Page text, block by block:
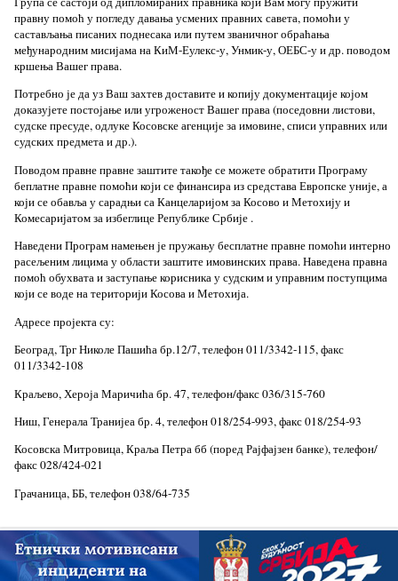
правну помоћ у погледу давања усмених правних савета, помоћи у
састављања писаних поднесака или путем званичног обраћања
међународним мисијама на КиМ-Еулекс-у, Унмик-у, ОЕБС-у и др. поводом
кршења Вашег права.
Потребно је да уз Ваш захтев доставите и копију документације којом
доказујете постојање или угроженост Вашег права (поседовни листови,
судске пресуде, одлуке Косовске агенције за имовине, списи управних или
судских предмета и др.).
Поводом правне правне заштите такође се можете обратити Програму
беплатне правне помоћи који се финансира из средстава Европске уније, а
који се обавља у сарадњи са Канцеларијом за Косово и Метохију и
Комесаријатом за избеглице Републике Србије .
Наведени Програм намењен је пружању бесплатне правне помоћи интерно
расељеним лицима у области заштите имовинских права. Наведена правна
помоћ обухвата и заступање корисника у судским и управним поступцима
који се воде на територији Косова и Метохија.
Адресе пројекта су:
Београд, Трг Николе Пашића бр.12/7, телефон 011/3342-115, факс
011/3342-108
Краљево, Хероја Маричића бр. 47, телефон/факс 036/315-760
Ниш, Генерала Транијеа бр. 4, телефон 018/254-993, факс 018/254-93
Косовска Митровица, Краља Петра бб (поред Рајфајзен банке), телефон/
факс 028/424-021
Грачаница, ББ, телефон 038/64-735